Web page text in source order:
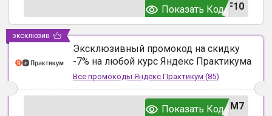
F10
Показать Код
Эксклюзивный промокод на скидку
-7% на любой курс Яндекс Практикума
Все промокоды Яндекс Практикум (85)
UM7
Показать Код
эксклюзив